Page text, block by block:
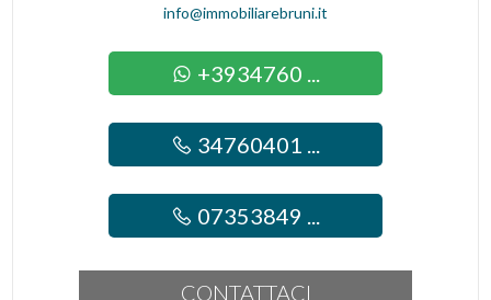
Infissi in legno
Predisposizione allarme
info@immobiliarebruni.it
+3934760 ...
34760401 ...
07353849 ...
CONTATTACI